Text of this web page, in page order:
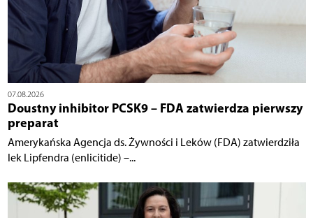
07.08.2026
Doustny inhibitor PCSK9 – FDA zatwierdza pierwszy
preparat
Amerykańska Agencja ds. Żywności i Leków (FDA) zatwierdziła
lek Lipfendra (enlicitide) –...